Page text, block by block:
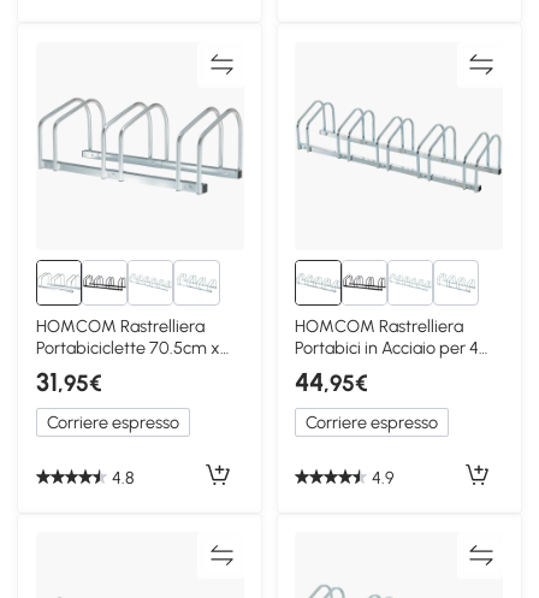
1+
HOMCOM Rastrelliera
Portabiciclette 70.5cm x
33cm x 27cm Argento
31,95€
Corriere espresso
4.8
1+
HOMCOM Rastrelliera
Portabici in Acciaio per 4
Biciclette Argento
44,95€
Corriere espresso
4.9